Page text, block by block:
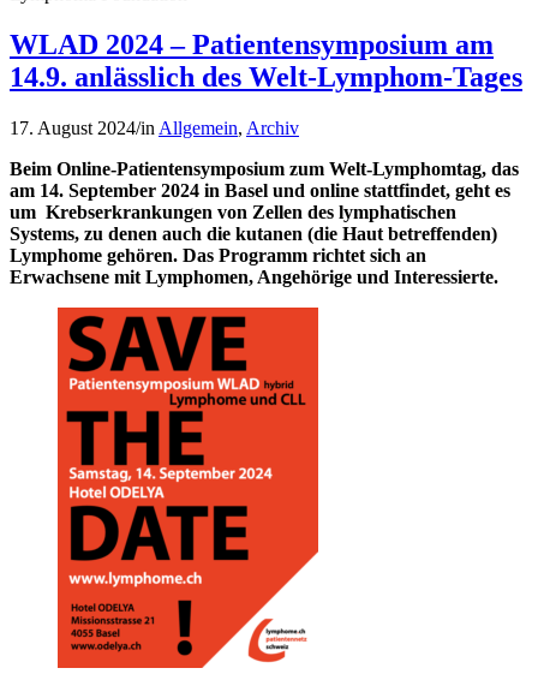
WLAD 2024 – Patientensymposium am
14.9. anlässlich des Welt-Lymphom-Tages
17. August 2024/in Allgemein, Archiv
Beim Online-Patientensymposium zum Welt-Lymphomtag, das
am 14. September 2024 in Basel und online stattfindet, geht es
um Krebserkrankungen von Zellen des lymphatischen
Systems, zu denen auch die kutanen (die Haut betreffenden)
Lymphome gehören. Das Programm richtet sich an
Erwachsene mit Lymphomen, Angehörige und Interessierte.